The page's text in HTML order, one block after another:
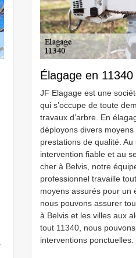
Élagage en
JF Elagage est une
qui s’occupe de toute
travaux d’arbre. En
déployons divers
prestations de qualité. Au
intervention fiable et au
cher à Belvis, notre
professionnel travaille
moyens assurés pour un
nous pouvons assurer
à Belvis et les villes aux
tout 11340, nous
interventions ponctuelles.